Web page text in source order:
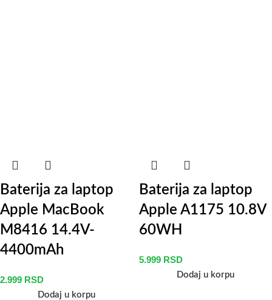
Baterija za laptop
Apple MacBook
M8416 14.4V-
4400mAh
2.999 RSD
Dodaj u korpu
Baterija za laptop
Apple A1175 10.8V
60WH
5.999 RSD
Dodaj u korpu